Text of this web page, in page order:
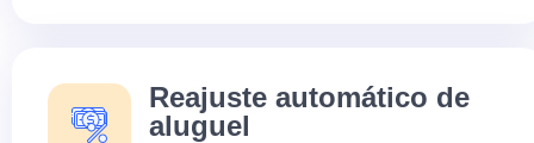
Reajuste automático de
aluguel